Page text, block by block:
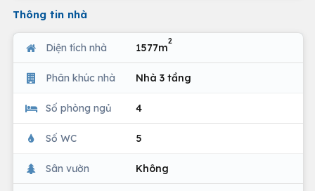
Thông tin nhà
Diện tích nhà 1577m
2
Phân khúc nhà Nhà 3 tầng
Số phòng ngủ 4
Số WC 5
Sân vườn Không